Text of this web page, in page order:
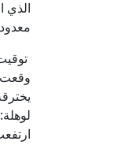
الذي
وقعت